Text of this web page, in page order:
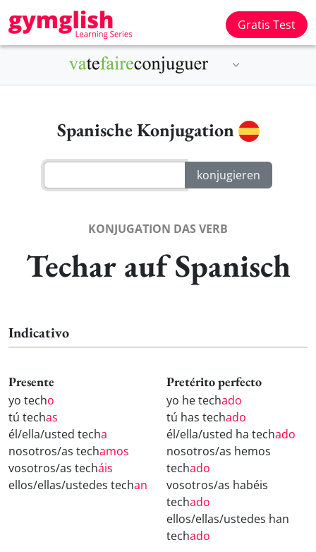
Gratis Test
Spanische Konjugation
KONJUGATION DAS VERB
Techar auf Spanisch
Indicativo
Presente
yo techo
tú techas
él/ella/usted techa
nosotros/as techamos
vosotros/as techáis
ellos/ellas/ustedes techan
Pretérito perfecto
yo he techado
tú has techado
él/ella/usted ha techado
nosotros/as hemos
techado
vosotros/as habéis
techado
ellos/ellas/ustedes han
techado